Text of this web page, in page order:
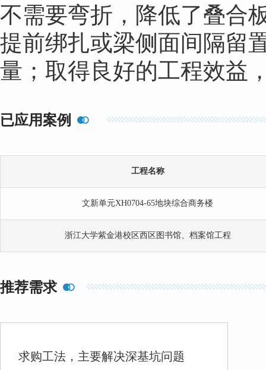
不需要弯折，降低了叠合
提前绑扎或梁侧面间隔留
量；取得良好的工程效益
已应用案例 
工程名称
文新单元XH0704-65地块综合商务楼
浙江大学紫金港校区西区图书馆、档案馆工程
推荐需求 
求购工法，主要解决深基坑问题